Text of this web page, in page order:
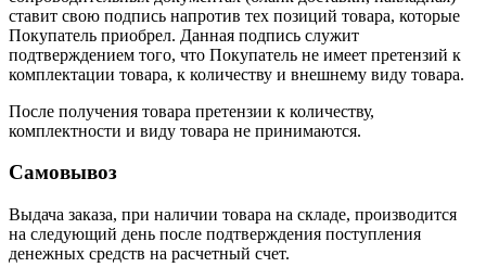
ставит свою подпись напротив тех позиций товара, которые
Покупатель приобрел. Данная подпись служит
подтверждением того, что Покупатель не имеет претензий к
комплектации товара, к количеству и внешнему виду товара.
После получения товара претензии к количеству,
комплектности и виду товара не принимаются.
Самовывоз
Выдача заказа, при наличии товара на складе, производится
на следующий день после подтверждения поступления
денежных средств на расчетный счет.